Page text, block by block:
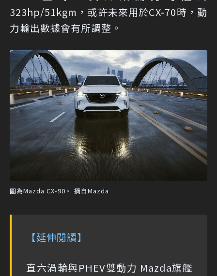
323hp/51kgm，或許未來用於CX-70時，動
力輸出數據會有所調整。
圖為Mazda CX-90。 摘自Mazda
【延伸閱讀】
直六渦輪與PHEV雙動力 Mazda旗艦